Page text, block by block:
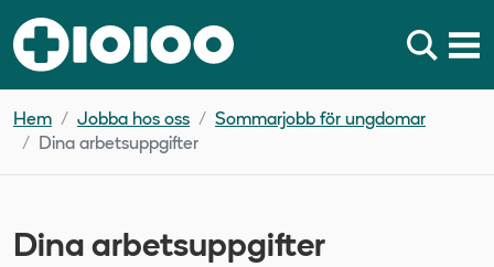
Hem Jobba hos oss
Sommarjobb för ungdomar
Dina arbetsuppgifter
Dina arbetsuppgifter